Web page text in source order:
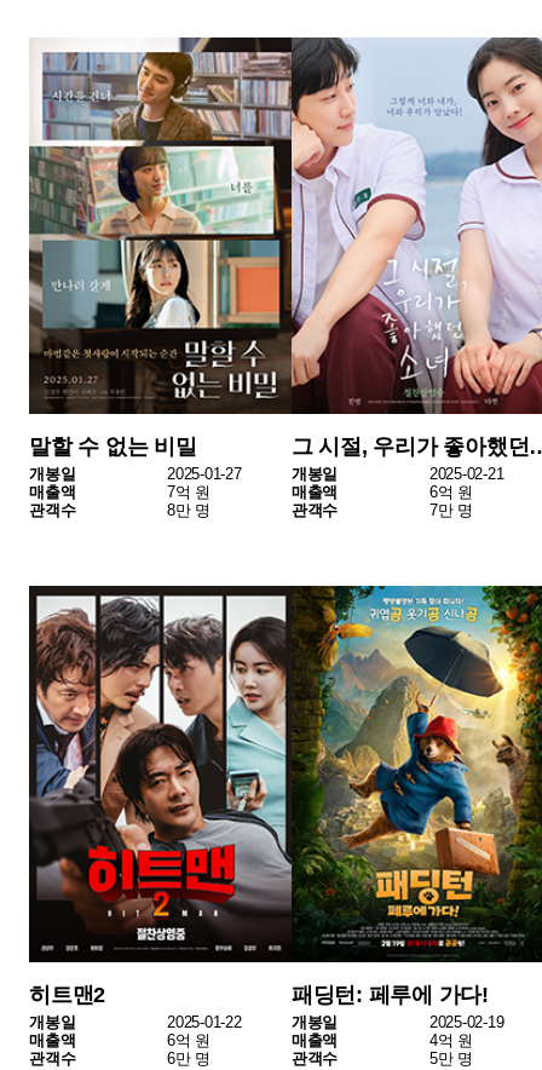
히트맨2
개봉일
2025-01-22
매출액
6억 원
패딩턴: 페루에 가다!
개봉일
2025-02-19
매출액
4억 원
서브스턴스
개봉일
2024-12-11
매출액
3억 원
관객수
3만 명
명탐정 코난: 14번째 표적
개봉일
2025-02-14
매출액
2억 원
관객수
3만 명